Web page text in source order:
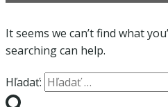
It seems we can’t find what
searching can help.
Hľadať: